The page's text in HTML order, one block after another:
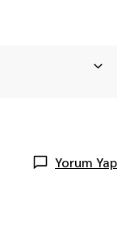
Yorum Yap